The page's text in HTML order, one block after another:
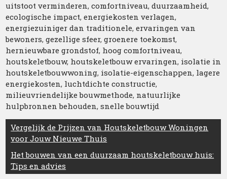
uitstoot verminderen,comfortniveau,duurzaamheid,
ecologische impact,energiekosten verlagen,
energiezuiniger dan traditionele,ervaringen van
bewoners,gezellige sfeer,groenere toekomst,
hernieuwbare grondstof, hoog comfortniveau,
houtskeletbouw, houtskeletbouw ervaringen, isolatie in
houtskeletbouwwoning, isolatie-eigenschappen, lagere
energiekosten, luchtdichte constructie,
milieuvriendelijke bouwmethode, natuurlijke
hulpbronnen behouden,snelle bouwtijd
Berichtnavigatie
Vergelijk de Prijzen van Houtskeletbouw Woningen
voor Jouw Nieuwe Thuis
Het bouwen van een duurzaam houtskeletbouw huis:
Tips en advies